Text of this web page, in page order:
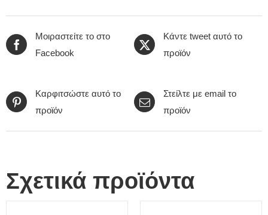
Μοιραστείτε το στο
Facebook
Κάντε tweet αυτό το
προϊόν
Καρφιτσώστε αυτό το
προϊόν
Στείλτε με email το
προϊόν
Σχετικά προϊόντα